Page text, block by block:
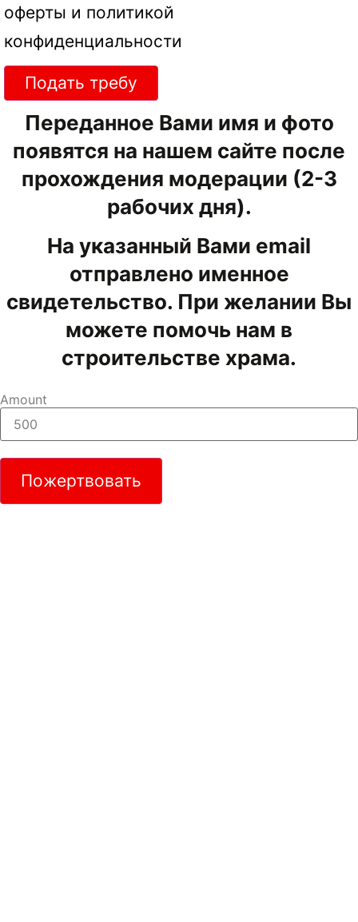
оферты и политикой
конфиденциальности
Подать требу
Переданное Вами имя и фото
появятся на нашем сайте после
прохождения модерации (2-3
рабочих дня).
На указанный Вами email
отправлено именное
свидетельство. При желании Вы
можете помочь нам в
строительстве храма.
Amount
Пожертвовать